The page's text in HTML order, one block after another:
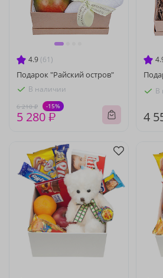
4.9 (61)
Подарок "Райский остров"
В наличии
6 210 ₽ -15%
5 280 ₽
В
4